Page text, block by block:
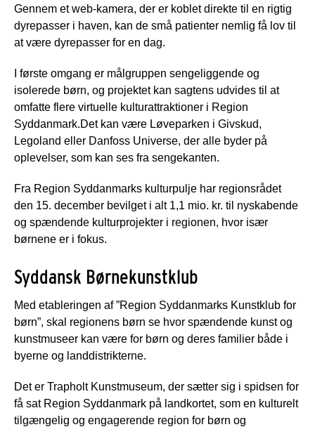
Gennem et web-kamera, der er koblet direkte til en rigtig
dyrepasser i haven, kan de små patienter nemlig få lov til
at være dyrepasser for en dag.
I første omgang er målgruppen sengeliggende og
isolerede børn, og projektet kan sagtens udvides til at
omfatte flere virtuelle kulturattraktioner i Region
Syddanmark.Det kan være Løveparken i Givskud,
Legoland eller Danfoss Universe, der alle byder på
oplevelser, som kan ses fra sengekanten.
Fra Region Syddanmarks kulturpulje har regionsrådet
den 15. december bevilget i alt 1,1 mio. kr. til nyskabende
og spændende kulturprojekter i regionen, hvor især
børnene er i fokus.
Syddansk Børnekunstklub
Med etableringen af ”Region Syddanmarks Kunstklub for
børn”, skal regionens børn se hvor spændende kunst og
kunstmuseer kan være for børn og deres familier både i
byerne og landdistrikterne.
Det er Trapholt Kunstmuseum, der sætter sig i spidsen for
få sat Region Syddanmark på landkortet, som en kulturelt
tilgængelig og engagerende region for børn og